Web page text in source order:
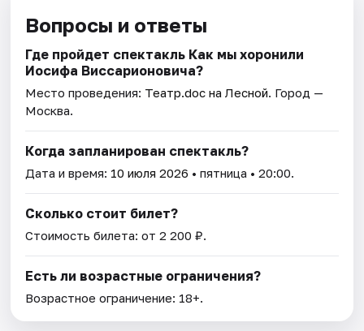
Вопросы и ответы
Где пройдет спектакль Как мы хоронили
Иосифа Виссарионовича?
Место проведения: Театр.doc на Лесной. Город —
Москва.
Когда запланирован спектакль?
Дата и время: 10 июля 2026 • пятница • 20:00.
Сколько стоит билет?
Стоимость билета: от 2 200 ₽.
Есть ли возрастные ограничения?
Возрастное ограничение: 18+.